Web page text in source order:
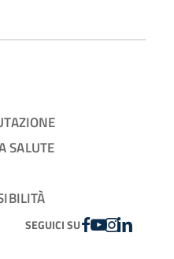
SALUTE
SEGUICI SUFACEBOOK
YOUTUBE
INSTAGRAM
LINKEDIN